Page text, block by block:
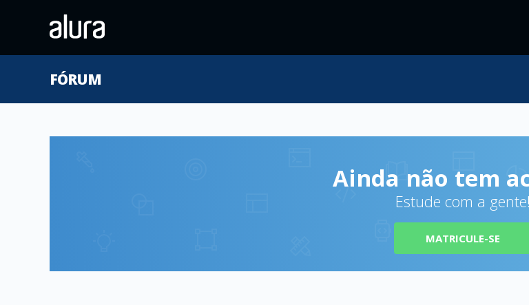
FÓRUM
Ainda não tem
Estude com a gente!
MATRICULE-SE